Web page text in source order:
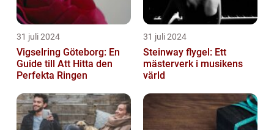
31 juli 2024
Vigselring Göteborg: En
Guide till Att Hitta den
Perfekta Ringen
31 juli 2024
Steinway flygel: Ett
mästerverk i musikens
värld